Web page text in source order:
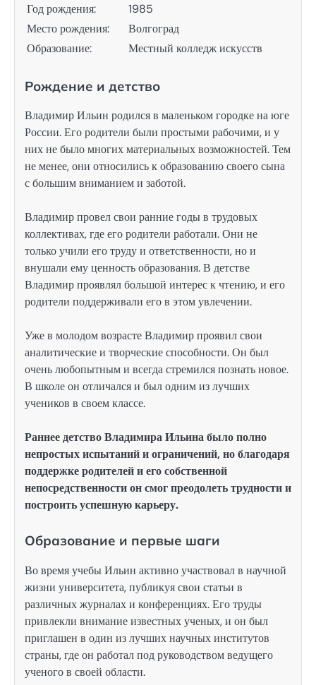
Год рождения:
1985
Место рождения:
Волгоград
Образование:
Местный колледж искусств
Рождение и детство
Владимир Ильин родился в маленьком городке на юге
России. Его родители были простыми рабочими, и у
них не было многих материальных возможностей. Тем
не менее, они относились к образованию своего сына
с большим вниманием и заботой.
Владимир провел свои ранние годы в трудовых
коллективах, где его родители работали. Они не
только учили его труду и ответственности, но и
внушали ему ценность образования. В детстве
Владимир проявлял большой интерес к чтению, и его
родители поддерживали его в этом увлечении.
Уже в молодом возрасте Владимир проявил свои
аналитические и творческие способности. Он был
очень любопытным и всегда стремился познать новое.
В школе он отличался и был одним из лучших
учеников в своем классе.
Раннее детство Владимира Ильина было полно
непростых испытаний и ограничений, но благодаря
поддержке родителей и его собственной
непосредственности он смог преодолеть трудности и
построить успешную карьеру.
Образование и первые шаги
Во время учебы Ильин активно участвовал в научной
жизни университета, публикуя свои статьи в
различных журналах и конференциях. Его труды
привлекли внимание известных ученых, и он был
приглашен в один из лучших научных институтов
страны, где он работал под руководством ведущего
ученого в своей области.